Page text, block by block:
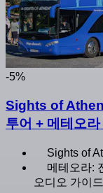
-5%
Sights of
투어 + 메테오라
Sights of
메테오라:
오디오 가이